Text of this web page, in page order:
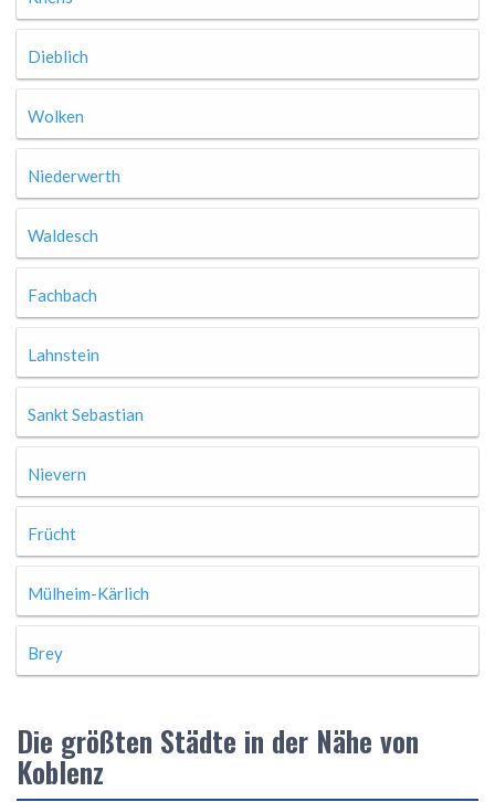
Dieblich
Wolken
Niederwerth
Waldesch
Fachbach
Lahnstein
Sankt Sebastian
Nievern
Frücht
Mülheim-Kärlich
Brey
Die größten Städte in der Nähe von
Koblenz